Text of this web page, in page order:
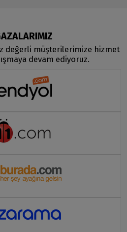
değerli müşterilerimize hizmet
devam ediyoruz.